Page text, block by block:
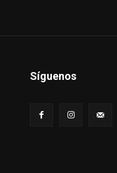
Síguenos